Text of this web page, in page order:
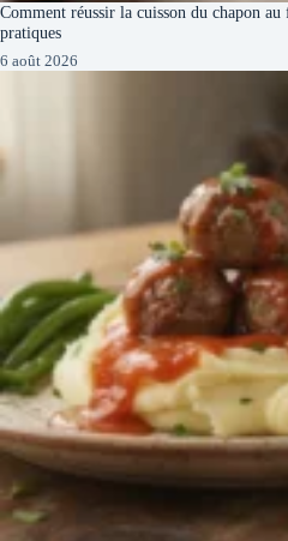
Comment réussir la cuisson du chapon au
pratiques
6 août 2026